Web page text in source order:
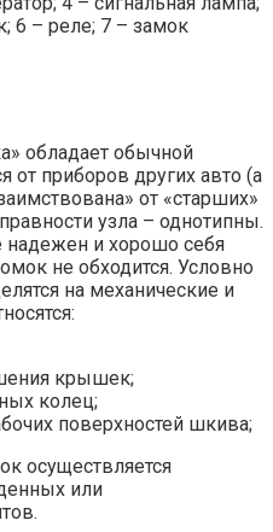
6 – реле; 7 – замок
обладает обычной
от приборов других авто (а
от «старших»
узла – однотипны.
надежен и хорошо себя
не обходится. Условно
на механические и
крышек;
колец;
поверхностей шкива;
осуществляется
или